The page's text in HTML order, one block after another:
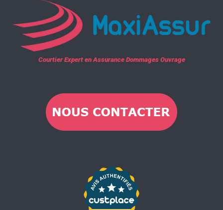
Courtier Expert en Assurance Dommages Ouvrage